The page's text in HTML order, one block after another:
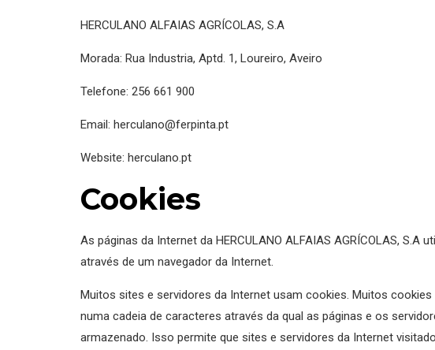
HERCULANO ALFAIAS AGRÍCOLAS, S.A
Morada: Rua Industria, Aptd. 1, Loureiro, Aveiro
Telefone: 256 661 900
Email: herculano@ferpinta.pt
Website: herculano.pt
Cookies
As páginas da Internet da HERCULANO ALFAIAS AGRÍCOLAS,
através de um navegador da Internet.
Muitos sites e servidores da Internet usam cookies. Muitos
numa cadeia de caracteres através da qual as páginas e os
armazenado. Isso permite que sites e servidores da Internet